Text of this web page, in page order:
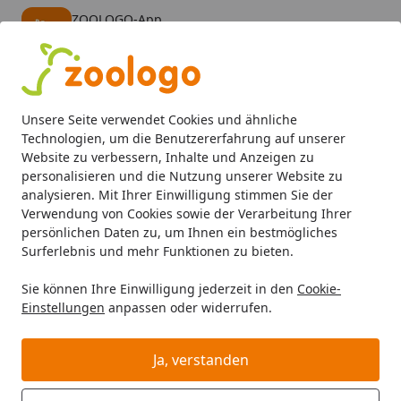
Unsere Seite verwendet Cookies und ähnliche
Technologien, um die Benutzererfahrung auf unserer
Website zu verbessern, Inhalte und Anzeigen zu
personalisieren und die Nutzung unserer Website zu
analysieren. Mit Ihrer Einwilligung stimmen Sie der
Verwendung von Cookies sowie der Verarbeitung Ihrer
persönlichen Daten zu, um Ihnen ein bestmögliches
Surferlebnis und mehr Funktionen zu bieten.
Sie können Ihre Einwilligung jederzeit in den Cookie-
Einstellungen anpassen oder widerrufen.
Ja, verstanden
ZOOLOGO-App
Alle Produkte
Mein Konto
Suchen
Startseite
Aquaristik Aquarienpflege Wasseraufbereiter fürs
ADA Aqua Design Amano Green
Bacter Plus 50 Milliliter
BALD VERGRIFFEN